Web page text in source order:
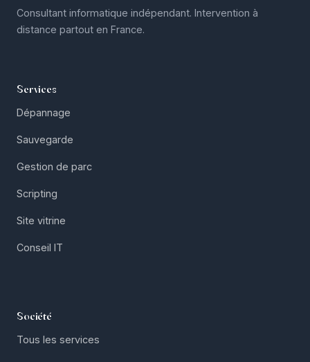
Consultant informatique indépendant. Intervention à
distance partout en France.
Services
Dépannage
Sauvegarde
Gestion de parc
Scripting
Site vitrine
Conseil IT
Société
Tous les services